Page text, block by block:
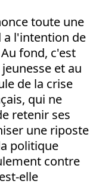
toute une
a l'intention de
fond, c'est
et au
de la crise
qui ne
retenir ses
une riposte
politique
contre
elle